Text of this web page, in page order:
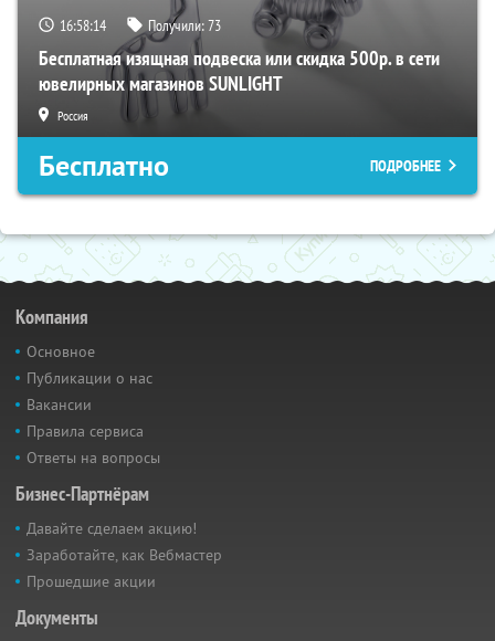
16:58:13 Получили:73
Бесплатная изящная подвеска или скидка 500р. в сети
ювелирных магазинов SUNLIGHT
Россия
Бесплатно ПОДРОБНЕЕ
Компания
Основное
Публикации о нас
Вакансии
Правила сервиса
Ответы на вопросы
Бизнес-Партнёрам
Давайте сделаем акцию!
Заработайте, как Вебмастер
Прошедшие акции
Документы